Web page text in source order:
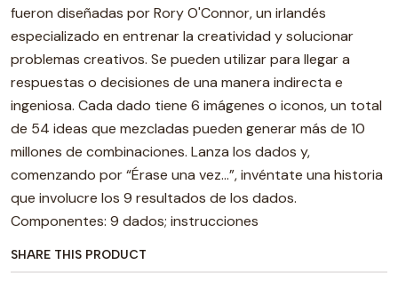
fueron diseñadas por Rory O'Connor, un irlandés
especializado en entrenar la creatividad y solucionar
problemas creativos. Se pueden utilizar para llegar a
respuestas o decisiones de una manera indirecta e
ingeniosa. Cada dado tiene 6 imágenes o iconos, un total
de 54 ideas que mezcladas pueden generar más de 10
millones de combinaciones. Lanza los dados y,
comenzando por “Érase una vez…”, invéntate una historia
que involucre los 9 resultados de los dados.
Componentes: 9 dados; instrucciones
SHARE THIS PRODUCT